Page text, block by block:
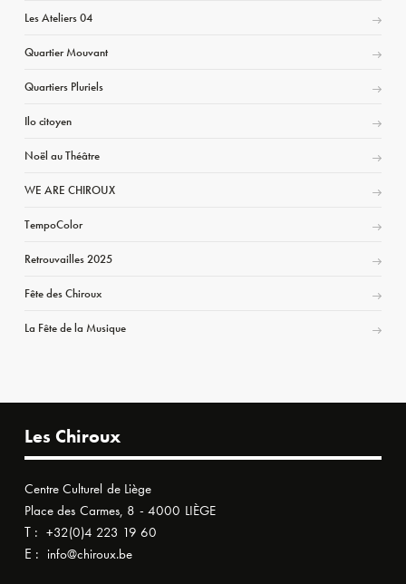
Les Ateliers 04
Quartier Mouvant
Quartiers Pluriels
Ilo citoyen
Noël au Théâtre
WE ARE CHIROUX
TempoColor
Retrouvailles 2025
Fête des Chiroux
La Fête de la Musique
Les Chiroux
Centre Culturel de Liège
Place des Carmes, 8 - 4000 LIÈGE
T : +32(0)4 223 19 60
E : info@chiroux.be